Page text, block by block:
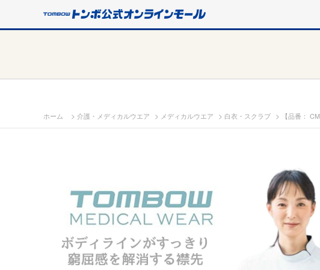
ホーム > 介護・メディカルウエア > メディカルウエア > 白衣・スクラブ > 【品番：